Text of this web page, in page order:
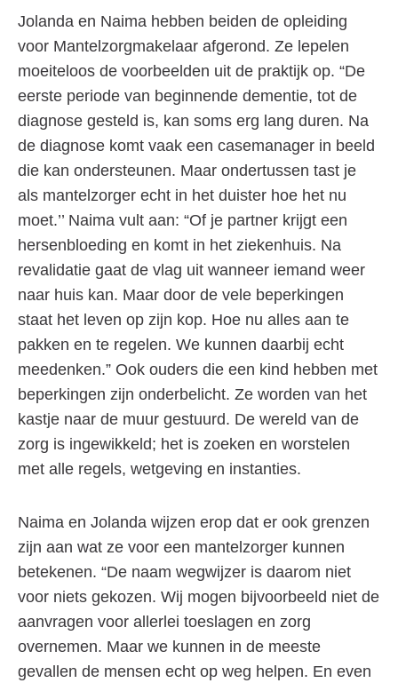
Jolanda en Naima hebben beiden de opleiding
voor Mantelzorgmakelaar afgerond. Ze lepelen
moeiteloos de voorbeelden uit de praktijk op. “De
eerste periode van beginnende dementie, tot de
diagnose gesteld is, kan soms erg lang duren. Na
de diagnose komt vaak een casemanager in beeld
die kan ondersteunen. Maar ondertussen tast je
als mantelzorger echt in het duister hoe het nu
moet.’’ Naima vult aan: “Of je partner krijgt een
hersenbloeding en komt in het ziekenhuis. Na
revalidatie gaat de vlag uit wanneer iemand weer
naar huis kan. Maar door de vele beperkingen
staat het leven op zijn kop. Hoe nu alles aan te
pakken en te regelen. We kunnen daarbij echt
meedenken.” Ook ouders die een kind hebben met
beperkingen zijn onderbelicht. Ze worden van het
kastje naar de muur gestuurd. De wereld van de
zorg is ingewikkeld; het is zoeken en worstelen
met alle regels, wetgeving en instanties.
Naima en Jolanda wijzen erop dat er ook grenzen
zijn aan wat ze voor een mantelzorger kunnen
betekenen. “De naam wegwijzer is daarom niet
voor niets gekozen. Wij mogen bijvoorbeeld niet de
aanvragen voor allerlei toeslagen en zorg
overnemen. Maar we kunnen in de meeste
gevallen de mensen echt op weg helpen. En even